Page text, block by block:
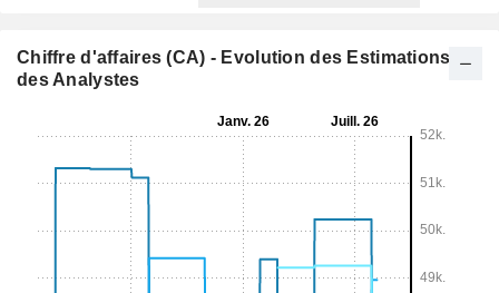
Chiffre d'affaires (CA) - Evolution des Estimations
des Analystes